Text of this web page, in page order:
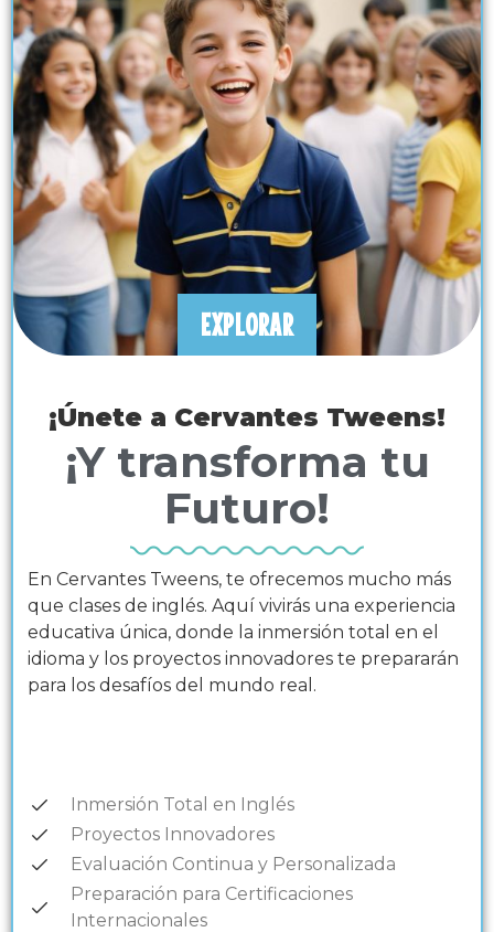
EXPLORAR
¡Únete a Cervantes Tweens!
¡Y transforma tu
Futuro!
En Cervantes Tweens, te ofrecemos mucho más
que clases de inglés. Aquí vivirás una experiencia
educativa única, donde la inmersión total en el
idioma y los proyectos innovadores te prepararán
para los desafíos del mundo real.
Inmersión Total en Inglés
Proyectos Innovadores
Evaluación Continua y Personalizada
Preparación para Certificaciones
Internacionales